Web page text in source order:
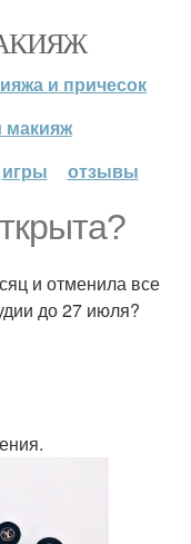
и причесок
макияж
игры отзывы
и отменила все
до 27 июля?